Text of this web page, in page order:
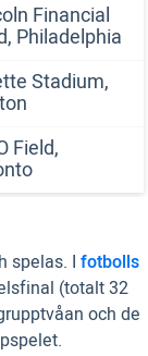
Financial
Philadelphia
Stadium,
Field,
spelas. I fotbolls
(totalt 32
och de